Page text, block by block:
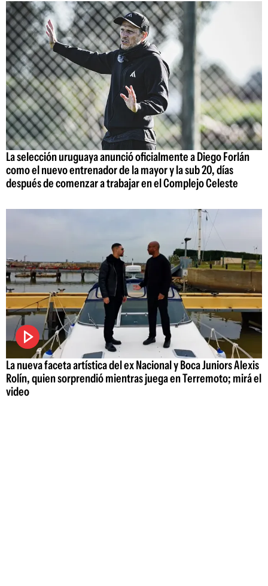
La selección uruguaya anunció oficialmente a Diego Forlán
como el nuevo entrenador de la mayor y la sub 20, días
después de comenzar a trabajar en el Complejo Celeste
La nueva faceta artística del ex Nacional y Boca Juniors Alexis
Rolín, quien sorprendió mientras juega en Terremoto; mirá el
video